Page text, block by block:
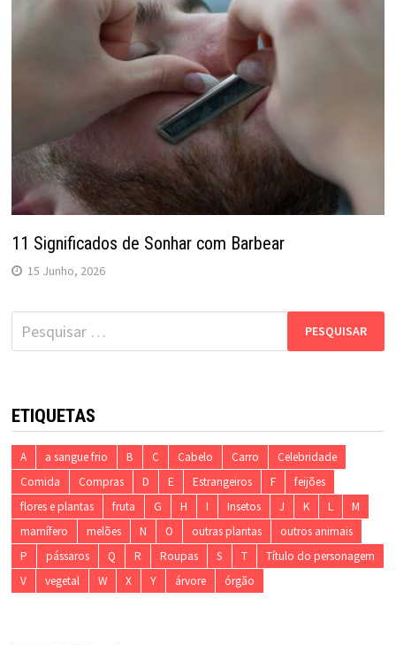
11 Significados de Sonhar com Barbear
15 Junho, 2026
Pesquisar
por:
ETIQUETAS
A a sangue frio B C Cabelo Carro
Celebridade
Comida
Compras D E Estrangeiros F
feijões
flores e plantas
fruta G H I Insetos J K L
M
mamífero
melões N O outras plantas
outros animais
P
pássaros Q R Roupas S T
Título do personagem
V
vegetal W X Y árvore órgão